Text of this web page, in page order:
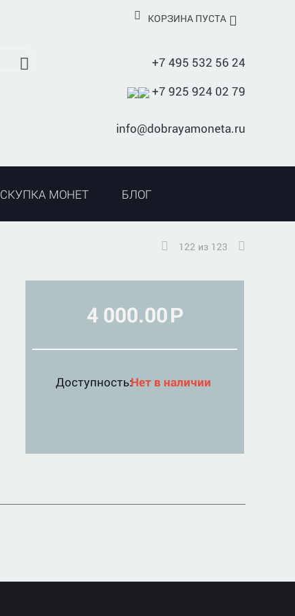
КОРЗИНА ПУСТА
+7 495 532 56 24
+7 925 924 02 79
info@dobrayamoneta.ru
СКУПКА МОНЕТ БЛОГ
122 из 123
4 000.00Р
Доступность:Нет в наличии